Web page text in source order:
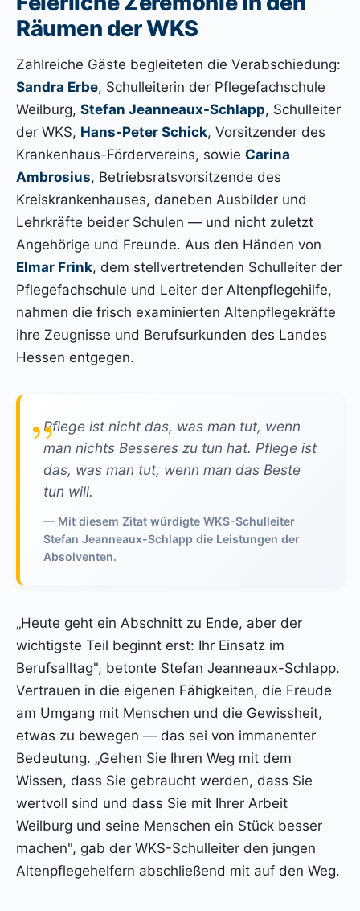
Räumen der WKS
Zahlreiche Gäste begleiteten die Verabschiedung:
Sandra Erbe, Schulleiterin der Pflegefachschule
Weilburg, Stefan Jeanneaux-Schlapp, Schulleiter
der WKS, Hans-Peter Schick, Vorsitzender des
Krankenhaus-Fördervereins, sowie Carina
Ambrosius, Betriebsratsvorsitzende des
Kreiskrankenhauses, daneben Ausbilder und
Lehrkräfte beider Schulen — und nicht zuletzt
Angehörige und Freunde. Aus den Händen von
Elmar Frink, dem stellvertretenden Schulleiter der
Pflegefachschule und Leiter der Altenpflegehilfe,
nahmen die frisch examinierten Altenpflegekräfte
ihre Zeugnisse und Berufsurkunden des Landes
Hessen entgegen.
Pflege ist nicht das, was man tut, wenn
man nichts Besseres zu tun hat. Pflege ist
das, was man tut, wenn man das Beste
tun will.
— Mit diesem Zitat würdigte WKS-Schulleiter
Stefan Jeanneaux-Schlapp die Leistungen der
Absolventen.
„Heute geht ein Abschnitt zu Ende, aber der
wichtigste Teil beginnt erst: Ihr Einsatz im
Berufsalltag", betonte Stefan Jeanneaux-Schlapp.
Vertrauen in die eigenen Fähigkeiten, die Freude
am Umgang mit Menschen und die Gewissheit,
etwas zu bewegen — das sei von immanenter
Bedeutung. „Gehen Sie Ihren Weg mit dem
Wissen, dass Sie gebraucht werden, dass Sie
wertvoll sind und dass Sie mit Ihrer Arbeit
Weilburg und seine Menschen ein Stück besser
machen", gab der WKS-Schulleiter den jungen
Altenpflegehelfern abschließend mit auf den Weg.